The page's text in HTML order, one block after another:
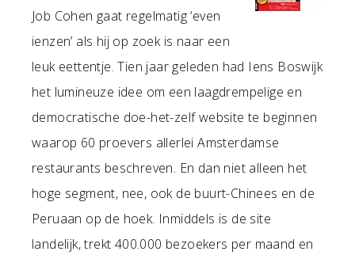
Job Cohen gaat regelmatig ‘even
ienzen’ als hij op zoek is naar een
leuk eettentje. Tien jaar geleden had Iens Boswijk
het lumineuze idee om een laagdrempelige en
democratische doe-het-zelf website te beginnen
waarop 60 proevers allerlei Amsterdamse
restaurants beschreven. En dan niet alleen het
hoge segment, nee, ook de buurt-Chinees en de
Peruaan op de hoek. Inmiddels is de site
landelijk, trekt 400.000 bezoekers per maand en